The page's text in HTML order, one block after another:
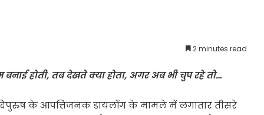
2 minutes read
होती, तब देखते क्या होता, अगर अब भी चुप रहे तो…
के आपत्तिजनक डायलॉग के मामले में लगातार तीसरे